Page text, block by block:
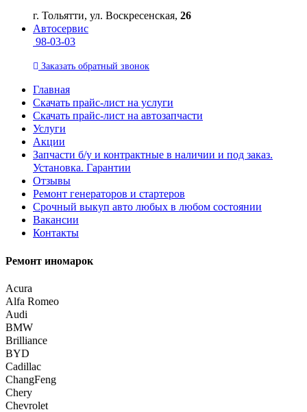
г. Тольятти, ул. Воскресенская, 26
Автосервис
98-03-03
Заказать обратный звонок
Главная
Скачать прайс-лист на услуги
Скачать прайс-лист на автозапчасти
Услуги
Акции
Запчасти б/у и контрактные в наличии и под заказ.
Установка. Гарантии
Отзывы
Ремонт генераторов и стартеров
Cрочный выкуп авто любых в любом состоянии
Вакансии
Контакты
Ремонт иномарок
Acura
Alfa Romeo
Audi
BMW
Brilliance
BYD
Cadillac
ChangFeng
Chery
Chevrolet